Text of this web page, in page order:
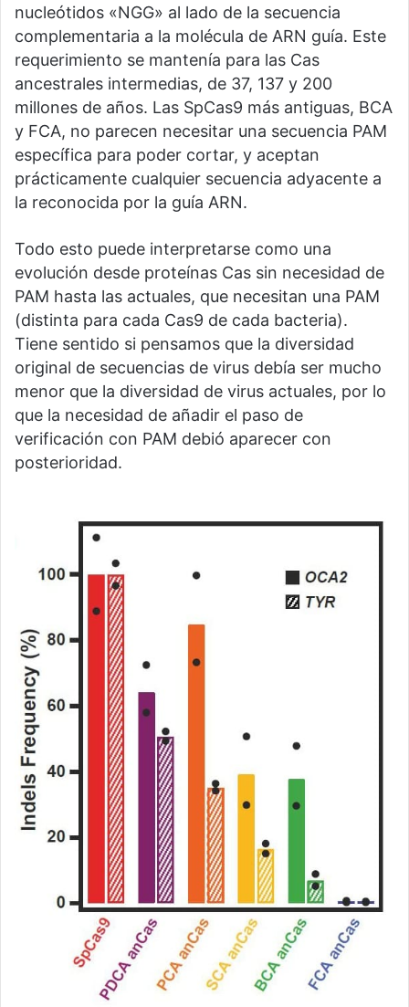
nucleótidos «NGG» al lado de la secuencia
complementaria a la molécula de ARN guía. Este
requerimiento se mantenía para las Cas
ancestrales intermedias, de 37, 137 y 200
millones de años. Las SpCas9 más antiguas, BCA
y FCA, no parecen necesitar una secuencia PAM
específica para poder cortar, y aceptan
prácticamente cualquier secuencia adyacente a
la reconocida por la guía ARN.
Todo esto puede interpretarse como una
evolución desde proteínas Cas sin necesidad de
PAM hasta las actuales, que necesitan una PAM
(distinta para cada Cas9 de cada bacteria).
Tiene sentido si pensamos que la diversidad
original de secuencias de virus debía ser mucho
menor que la diversidad de virus actuales, por lo
que la necesidad de añadir el paso de
verificación con PAM debió aparecer con
posterioridad.